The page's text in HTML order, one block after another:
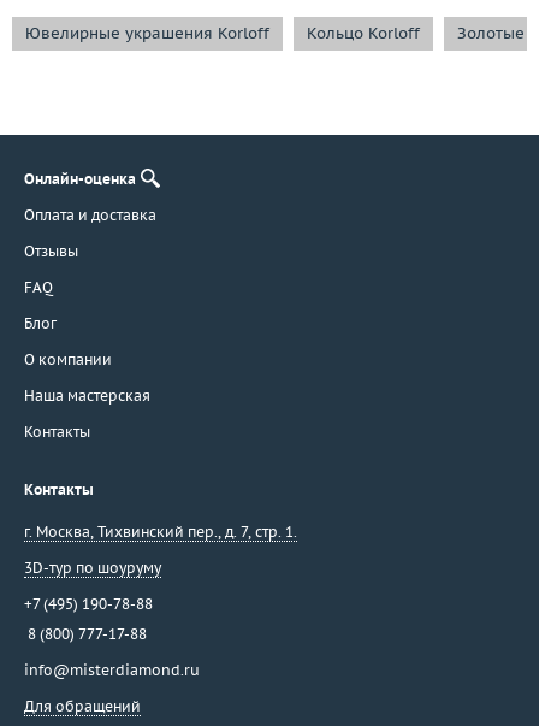
Ювелирные украшения Korloff Кольцо Korloff Золотые
Онлайн-оценка
Оплата и доставка
Отзывы
FAQ
Блог
О компании
Наша мастерская
Контакты
Контакты
г. Москва, Тихвинский пер., д. 7, стр. 1.
3D-тур по шоуруму
+7 (495) 190-78-88
8 (800) 777-17-88
info@misterdiamond.ru
Для обращений